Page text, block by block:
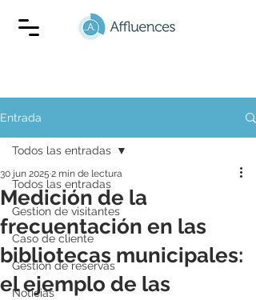
Entrada
Todos las entradas
Gestion de visitantes
Caso de cliente
Gestión de reservas
Noticias
Todos las entradas
Medición de la
frecuentación en las
bibliotecas municipales:
el ejemplo de las
30 jun 2025 2 min de lectura